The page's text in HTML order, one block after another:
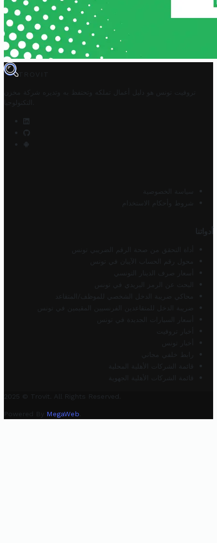
TROVIT
تروفيت تونس هو دليل أعمال تملكه وتحتفظ به وتديره
شركة مخزن
التكنولوجيا
سياسة الخصوصية
شروط وأحكام الاستخدام
أدواتنا
أداة التحقق من صحة الرقم الضريبي تونس
محول رقم الحساب الآيبان في تونس
أسعار صرف الدينار التونسي
البحث عن الرمز البريدي في تونس
محاكي ضريبة الدخل الشخصي للموظف/المتقاعد
ضريبة الدخل للمتقاعدين الفرنسيين المقيمين في تونس
أسعار السيارات الجديدة في تونس
أخبار تروفيت
أخبار تونس
رابط خلفي مجاني
قائمة الشركات الأهلية المحلية
قائمة الشركات الأهلية الجهوية
2025 © Trovit. All Rights Reserved.
Powered By MegaWeb